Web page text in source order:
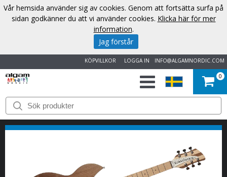
INFO@ALGAMNORDIC.COM
LOGGA IN
KÖPVILLKOR
START
VARUMÄRKEN
0
Vår hemsida använder sig av cookies. Genom att fortsätta surfa på
sidan godkänner du att vi använder cookies. Klicka här för mer
information.
Jag förstår